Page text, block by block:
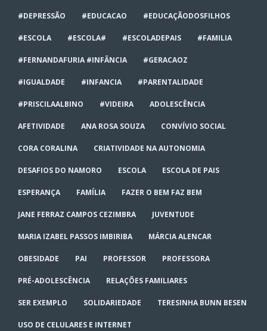
#DEPRESSÃO #EDUCACAO #EDUCAÇÃODOSFILHOS
#ESCOLA #ESCOLA# #ESCOLADEPAIS #FAMILIA
#FERNANDAFURIA #INFÂNCIA #GERACAOZ
#IGUALDADE #INFANCIA #PARENTALIDADE
#PRISCILAALBINO #VIDEIRA ADOLESCÊNCIA
AFETIVIDADE ANA ROSA SOUZA CONVÍVIO SOCIAL
CORA CORALINA CRIATIVIDADE NA AUTONOMIA
DESAFIOS DO NAMORO ESCOLA ESCOLA DE PAIS
ESPERANÇA FAMÍLIA FAZER O BEM FAZ BEM
JANE FERRAZ CAMPOS CEZIMBRA JUVENTUDE
MARIA IZABEL PASSOS IMBIRIBA MÁRCIA ALENCAR
OBESIDADE PAI PROFESSOR PROFESSORA
PRÉ-ADOLESCÊNCIA RELAÇÕES FAMILIARES
SER EXEMPLO SOLIDARIEDADE TERESINHA BUNN BESEN
USO DE CELULARES E INTERNET